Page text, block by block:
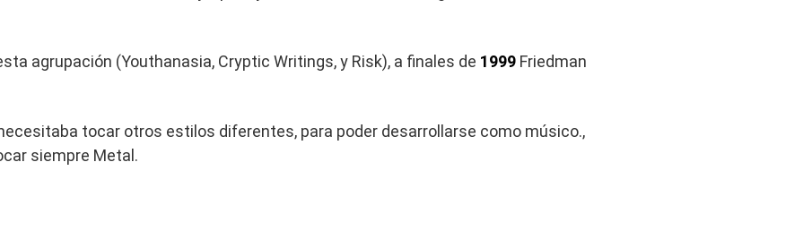
agrupación (Youthanasia, Cryptic Writings, y Risk), a finales de 1999 Friedman
tocar otros estilos diferentes, para poder desarrollarse como músico.,
siempre Metal.